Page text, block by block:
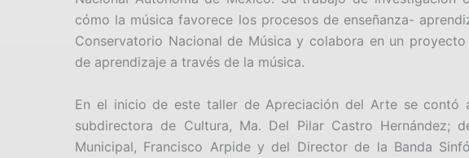
cómo la música favorece los procesos de enseñanza-
Conservatorio Nacional de Música y colabora en un
de aprendizaje a través de la música.
En el inicio de este taller de Apreciación del Arte se contó
subdirectora de Cultura, Ma. Del Pilar Castro Hernández;
Municipal, Francisco Arpide y del Director de la Banda